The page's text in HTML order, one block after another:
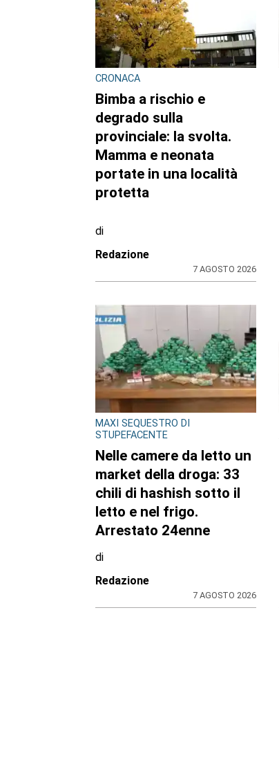
CRONACA
Bimba a rischio e
degrado sulla
provinciale: la svolta.
Mamma e neonata
portate in una località
di
ULTIME NOTIZIE
CRONACA
Bimba a rischio e
degrado sulla
provinciale: la svolta.
portate in una località
protetta